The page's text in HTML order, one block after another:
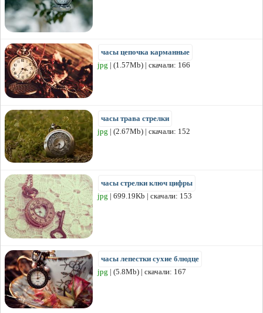
часы цепочка карманные
jpg | (1.57Mb) | скачали: 166
часы трава стрелки
jpg | (2.67Mb) | скачали: 152
часы стрелки ключ цифры
jpg | 699.19Kb | скачали: 153
часы лепестки сухие блюдце
jpg | (5.8Mb) | скачали: 167